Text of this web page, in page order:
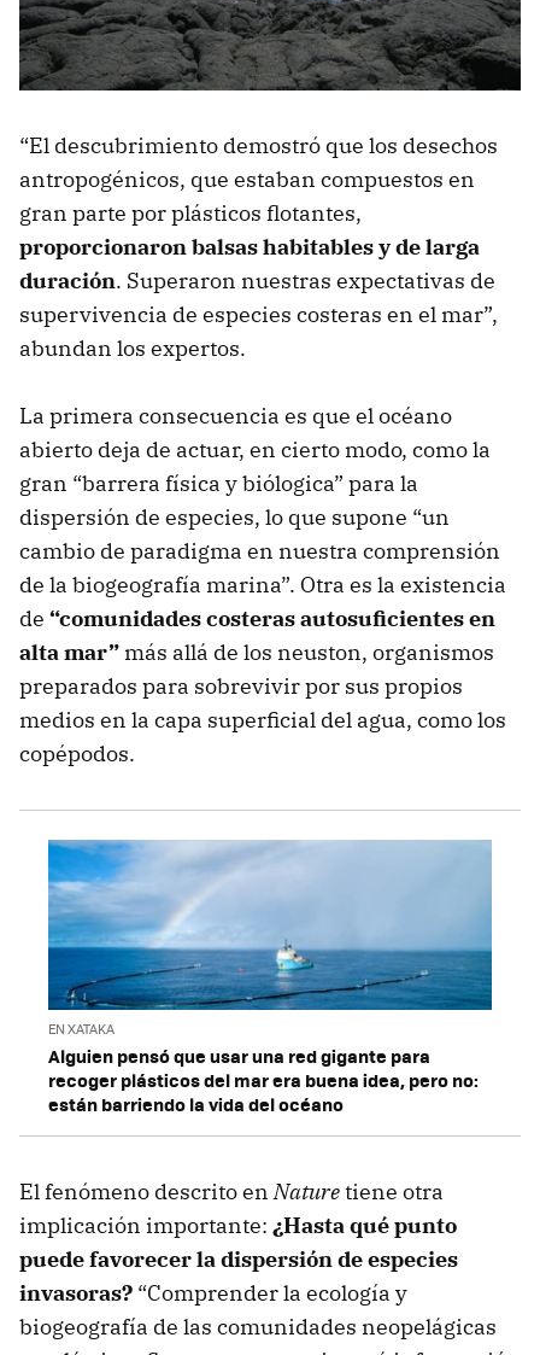
“El descubrimiento demostró que los desechos
antropogénicos, que estaban compuestos en
gran parte por plásticos flotantes,
proporcionaron balsas habitables y de larga
duración. Superaron nuestras expectativas de
supervivencia de especies costeras en el mar”,
abundan los expertos.
La primera consecuencia es que el océano
abierto deja de actuar, en cierto modo, como la
gran “barrera física y biólogica” para la
dispersión de especies, lo que supone “un
cambio de paradigma en nuestra comprensión
de la biogeografía marina”. Otra es la existencia
de “comunidades costeras autosuficientes en
alta mar” más allá de los neuston, organismos
preparados para sobrevivir por sus propios
medios en la capa superficial del agua, como los
copépodos.
EN XATAKA
Alguien pensó que usar una red gigante para
recoger plásticos del mar era buena idea, pero no:
están barriendo la vida del océano
El fenómeno descrito enNaturetiene otra
implicación importante: ¿Hasta qué punto
puede favorecer la dispersión de especies
invasoras? “Comprender la ecología y
biogeografía de las comunidades neopelágicas